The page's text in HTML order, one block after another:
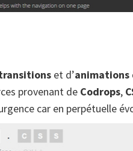
et d’animations
provenant de Codrops,
car en perpétuelle